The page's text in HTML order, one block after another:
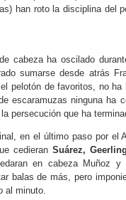
han roto la disciplina del
cabeza ha oscilado
sumarse desde atrás
pelotón de favoritos, no
escaramuzas ninguna ha
persecución que ha
en el último paso por el
cedieran Suárez,
en cabeza Muñoz
balas de más, pero
al minuto.